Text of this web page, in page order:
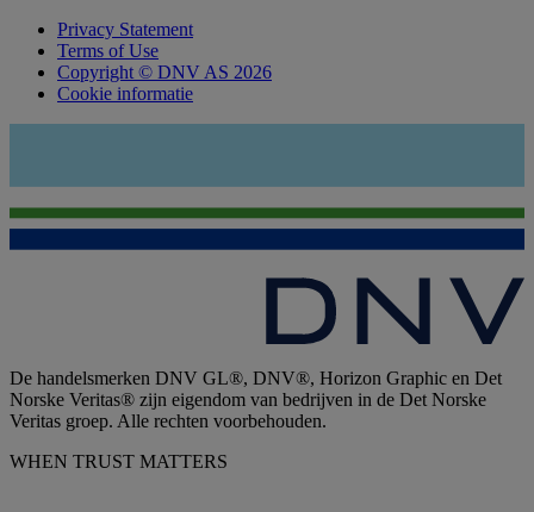
Privacy Statement
Terms of Use
Copyright © DNV AS 2026
Cookie informatie
De handelsmerken DNV GL®, DNV®, Horizon Graphic en Det
Norske Veritas® zijn eigendom van bedrijven in de Det Norske
Veritas groep. Alle rechten voorbehouden.
WHEN TRUST MATTERS